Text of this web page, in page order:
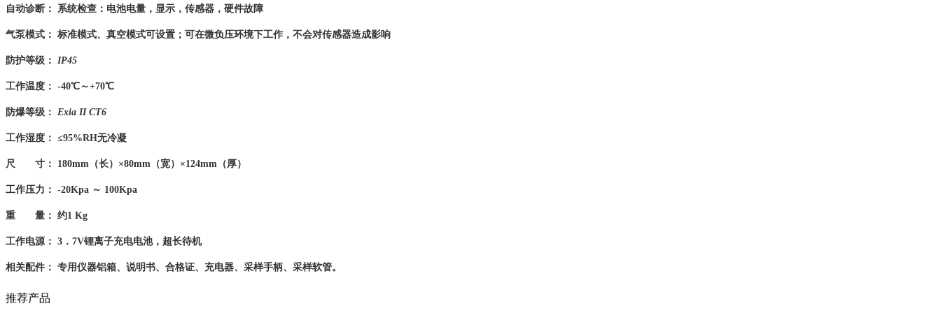
自动诊断： 系统检查：电池电量，显示，传感器，硬件故障
气泵模式： 标准模式、真空模式可设置；可在微负压环境下工作，不会对传感器造成影响
防护等级： IP45
工作温度： -40℃～+70℃
防爆等级： Exia II CT6
工作湿度： ≤95%RH无冷凝
尺 寸： 180mm（长）×80mm（宽）×124mm（厚）
工作压力： -20Kpa ～ 100Kpa
重 量： 约1 Kg
工作电源： 3．7V锂离子充电电池，超长待机
相关配件： 专用仪器铝箱、说明书、合格证、充电器、采样手柄、采样软管。
推荐产品